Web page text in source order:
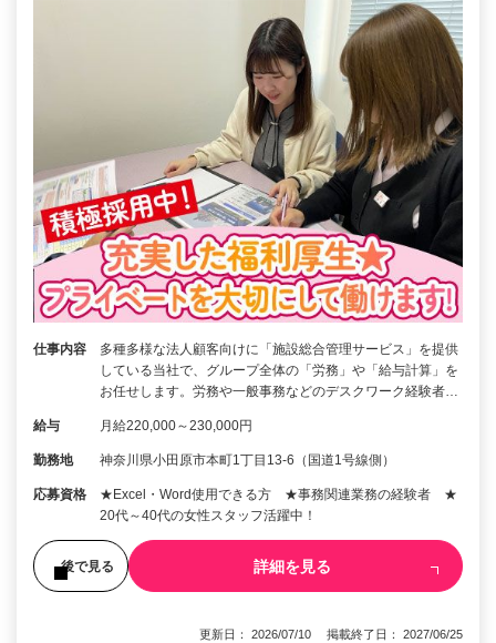
仕事内容
多種多様な法人顧客向けに「施設総合管理サービス」を提供
している当社で、グループ全体の「労務」や「給与計算」を
お任せします。労務や一般事務などのデスクワーク経験者…
給与 月給220,000～230,000円
勤務地 神奈川県小田原市本町1丁目13-6（国道1号線側）
応募資格
★Excel・Word使用できる方 ★事務関連業務の経験者 ★
20代～40代の女性スタッフ活躍中！
後で見る 詳細を見る
更新日： 2026/07/10 掲載終了日： 2027/06/25